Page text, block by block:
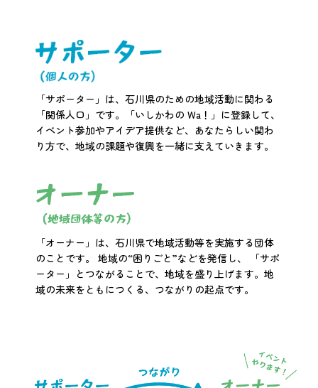
「サポーター」は、石川県のための地域活動に関わる
「関係人口」です。「いしかわの Wa！」に登録して、
イベント参加やアイデア提供など、あなたらしい関わ
り方で、地域の課題や復興を一緒に支えていきます。
「オーナー」は、石川県で地域活動等を実施する団体
のことです。 地域の“困りごと”などを発信し、 「サポ
ーター」とつながることで、地域を盛り上げます。地
域の未来をともにつくる、つながりの起点です。